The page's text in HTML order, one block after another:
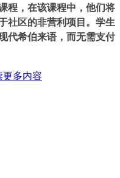
程，在该课程中，他们将
社区的非营利项目。学生
代希伯来语，而无需支付
多内容